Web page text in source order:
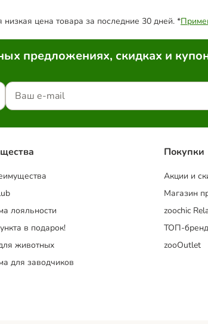
цена товара за последние 30 дней. *
предложениях, скидках и
лояльности
в подарок!
животных
для заводчиков
Покупки
Акции и
Магазин
zoochic
ТОП-
zooOutlet